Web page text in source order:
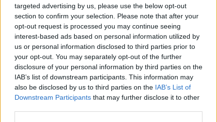
targeted advertising by us, please use the below opt-out
section to confirm your selection. Please note that after your
opt-out request is processed you may continue seeing
interest-based ads based on personal information utilized by
us or personal information disclosed to third parties prior to
your opt-out. You may separately opt-out of the further
disclosure of your personal information by third parties on the
IAB’s list of downstream participants. This information may
also be disclosed by us to third parties on the IAB’s List of
Downstream Participants that may further disclose it to other
ΕΛΣΤΑΤ: Στο 3,4% υποχώρησε ο πληθωρισμός τον Ιούλιο
Χρηματοδότηση 8 εκατ. ευρώ
σε 843 μέσα ενημέρωσης-
Ξεκίνησε το πενταετές
πρόγραμμα ενίσχυσης του
Τύπου
Metlen: Ρεκόρ EBITDA στο α'
εξάμηνο, στα 550 εκατ. ευρώ –
Καθαρά κέρδη 313 εκατ. ευρώ